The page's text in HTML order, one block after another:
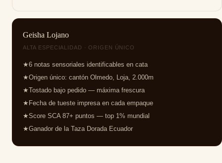
Geisha Lojano
ALTA ESPECIALIDAD · ORIGEN ÚNICO
★6 notas sensoriales identificables en cata
★Origen único: cantón Olmedo, Loja, 2.000m
★Tostado bajo pedido — máxima frescura
★ Fecha de tueste impresa en cada empaque
★Score SCA 87+ puntos — top 1% mundial
★Ganador de la Taza Dorada Ecuador